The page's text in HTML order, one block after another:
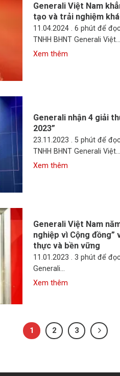
Generali Việt Nam
tạo và trải nghiệm
11.04.2024 . 6 phút để
TNHH BHNT Generali Việt...
Generali nhận 4 giải
2023”
23.11.2023 . 5 phút để
TNHH BHNT Generali Việt...
Generali Việt Nam
nghiệp vì Cộng đồng”
thực và bền vững
11.01.2023 . 3 phút để
Generali...
1 2 3